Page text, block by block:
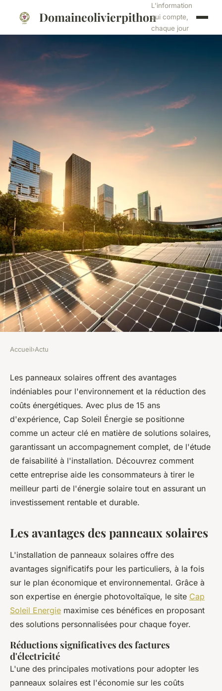
Domaineolivierpithon
L'information
qui compte,
chaque jour
Panneaux solaires : bénéfices
et solutions avec cap soleil
Énergie
léonne•5 février 2025•5 min de lecture
Accueil›Actu
Les panneaux solaires offrent des avantages
indéniables pour l'environnement et la réduction des
coûts énergétiques. Avec plus de 15 ans
d'expérience, Cap Soleil Énergie se positionne
comme un acteur clé en matière de solutions solaires,
garantissant un accompagnement complet, de l'étude
de faisabilité à l'installation. Découvrez comment
cette entreprise aide les consommateurs à tirer le
meilleur parti de l'énergie solaire tout en assurant un
investissement rentable et durable.
Les avantages des panneaux solaires
L'installation de panneaux solaires offre des
avantages significatifs pour les particuliers, à la fois
sur le plan économique et environnemental. Grâce à
son expertise en énergie photovoltaïque, le site Cap
Soleil Energie maximise ces bénéfices en proposant
des solutions personnalisées pour chaque foyer.
Réductions significatives des factures
d'électricité
L'une des principales motivations pour adopter les
panneaux solaires est l'économie sur les coûts